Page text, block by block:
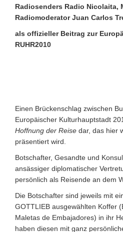
Radiosenders Radio Nicolaita,
Radiomoderator Juan Carlos
als offizieller Beitrag zur
RUHR2010
Einen Brückenschlag zwischen
Europäischer Kulturhauptstadt
Hoffnung der Reise dar, das hier
präsentiert wird.
Botschafter, Gesandte und
ansässiger diplomatischer
persönlich als Reisende an dem
Die Botschafter sind jeweils mit
GOTTLIEB ausgewählten Koffer
Maletas de Embajadores) in ihr
haben diesen mit ganz